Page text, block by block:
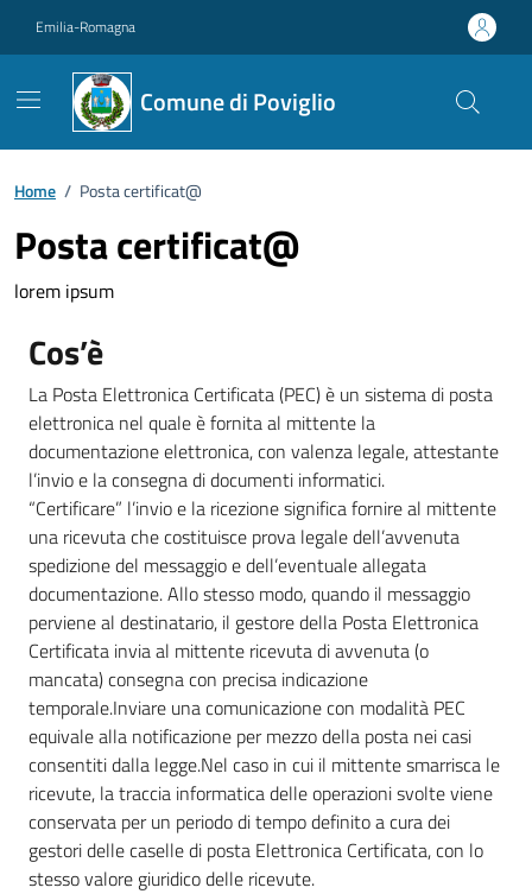
Emilia-Romagna
Comune di Poviglio
Home / Posta certificat@
Posta certificat@
lorem ipsum
Cos’è
La Posta Elettronica Certificata (PEC) è un sistema di posta
elettronica nel quale è fornita al mittente la
documentazione elettronica, con valenza legale, attestante
l’invio e la consegna di documenti informatici.
“Certificare” l’invio e la ricezione significa fornire al mittente
una ricevuta che costituisce prova legale dell’avvenuta
spedizione del messaggio e dell’eventuale allegata
documentazione. Allo stesso modo, quando il messaggio
perviene al destinatario, il gestore della Posta Elettronica
Certificata invia al mittente ricevuta di avvenuta (o
mancata) consegna con precisa indicazione
temporale.Inviare una comunicazione con modalità PEC
equivale alla notificazione per mezzo della posta nei casi
consentiti dalla legge.Nel caso in cui il mittente smarrisca le
ricevute, la traccia informatica delle operazioni svolte viene
conservata per un periodo di tempo definito a cura dei
gestori delle caselle di posta Elettronica Certificata, con lo
stesso valore giuridico delle ricevute.